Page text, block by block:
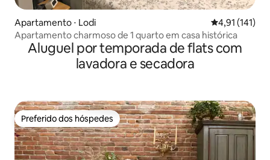
Apartamento ⋅ Lodi 4,91 de uma
4,91 (141)
Apartamento charmoso de 1 quarto em casa histórica
Aluguel por temporada de flats com
lavadora e secadora
Preferido dos hóspedes
Preferido dos hóspedes